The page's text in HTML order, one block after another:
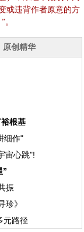
或违背作者原意的方
。